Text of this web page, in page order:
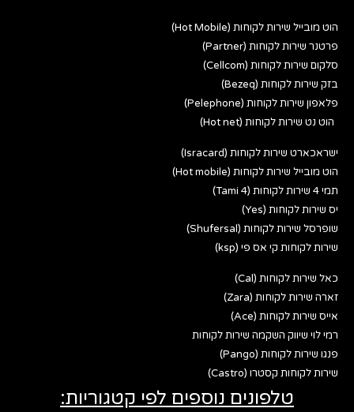
הוט מובייל שירות לקוחות (Hot Mobile)
פרטנר שירות לקוחות (Partner)
סלקום שירות לקוחות (Cellcom)
בזק שירות לקוחות (Bezeq)
פלאפון שירות לקוחות (Pelephone)
הוט נט שירות לקוחות (Hot net)
ישראכארט שירות לקוחות (Isracard)
הוט מובייל שירות לקוחות (Hot mobile)
תמי 4 שירות לקוחות (Tami 4)
יס שירות לקוחות (Yes)
שופרסל שירות לקוחות (Shufersal)
שירות לקוחות קי אס פי (ksp)
כאל שירות לקוחות (Cal)
זארה שירות לקוחות (Zara)
אייס שירות לקוחות (Ace)
רמי לוי שיווק השקמה שירות לקוחות
פנגו שירות לקוחות (Pango)
שירות לקוחות קסטרו (Castro)
טלפונים נוספים לפי קטגוריות: